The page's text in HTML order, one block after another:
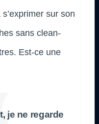
sur son
sans clean-
Est-ce une
je ne regarde